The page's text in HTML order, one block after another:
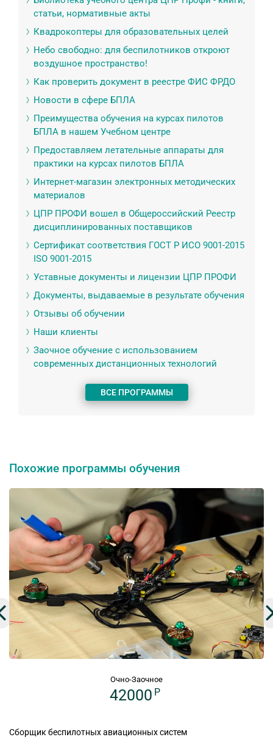
статьи, нормативные акты
Квадрокоптеры для образовательных целей
Небо свободно: для беспилотников откроют
воздушное пространство!
Как проверить документ в реестре ФИС ФРДО
Новости в сфере БПЛА
Преимущества обучения на курсах пилотов
БПЛА в нашем Учебном центре
Предоставляем летательные аппараты для
практики на курсах пилотов БПЛА
Интернет-магазин электронных методических
материалов
ЦПР ПРОФИ вошел в Общероссийский Реестр
дисциплинированных поставщиков
Сертификат соответствия ГОСТ Р ИСО 9001-2015
ISO 9001-2015
Уставные документы и лицензии ЦПР ПРОФИ
Документы, выдаваемые в результате обучения
Отзывы об обучении
Наши клиенты
Заочное обучение с использованием
современных дистанционных технологий
ВСЕ ПРОГРАММЫ
Похожие программы обучения
Очно-Заочное
42000 P
Сборщик беспилотных авиационных систем